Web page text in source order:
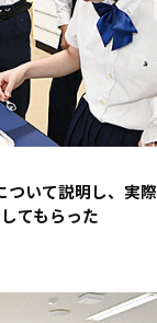
いて説明し、実
てもらった